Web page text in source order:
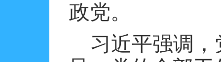
政党。
习近平强调